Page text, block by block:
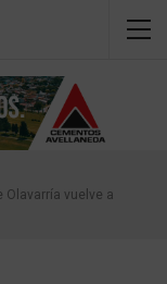
Olavarría vuelve a